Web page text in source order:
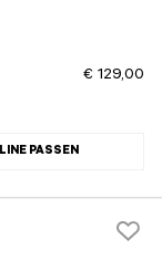
€ 129,00
PASSEN